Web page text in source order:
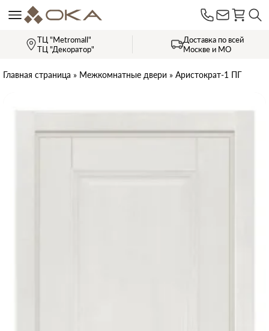
ТЦ "Metromall"
ТЦ "Декоратор"
Доставка по всей
Москве и МО
Главная страница » Межкомнатные двери » Аристократ-1 ПГ